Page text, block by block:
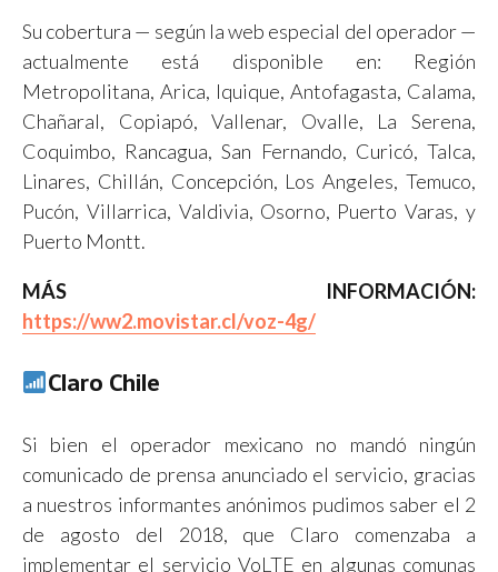
Su cobertura — según la web especial del operador —
actualmente está disponible en: Región
Metropolitana, Arica, Iquique, Antofagasta, Calama,
Chañaral, Copiapó, Vallenar, Ovalle, La Serena,
Coquimbo, Rancagua, San Fernando, Curicó, Talca,
Linares, Chillán, Concepción, Los Angeles, Temuco,
Pucón, Villarrica, Valdivia, Osorno, Puerto Varas, y
Puerto Montt.
MÁS INFORMACIÓN:
https://ww2.movistar.cl/voz-4g/
Claro Chile
Si bien el operador mexicano no mandó ningún
comunicado de prensa anunciado el servicio, gracias
a nuestros informantes anónimos pudimos saber el 2
de agosto del 2018, que Claro comenzaba a
implementar el servicio VoLTE en algunas comunas